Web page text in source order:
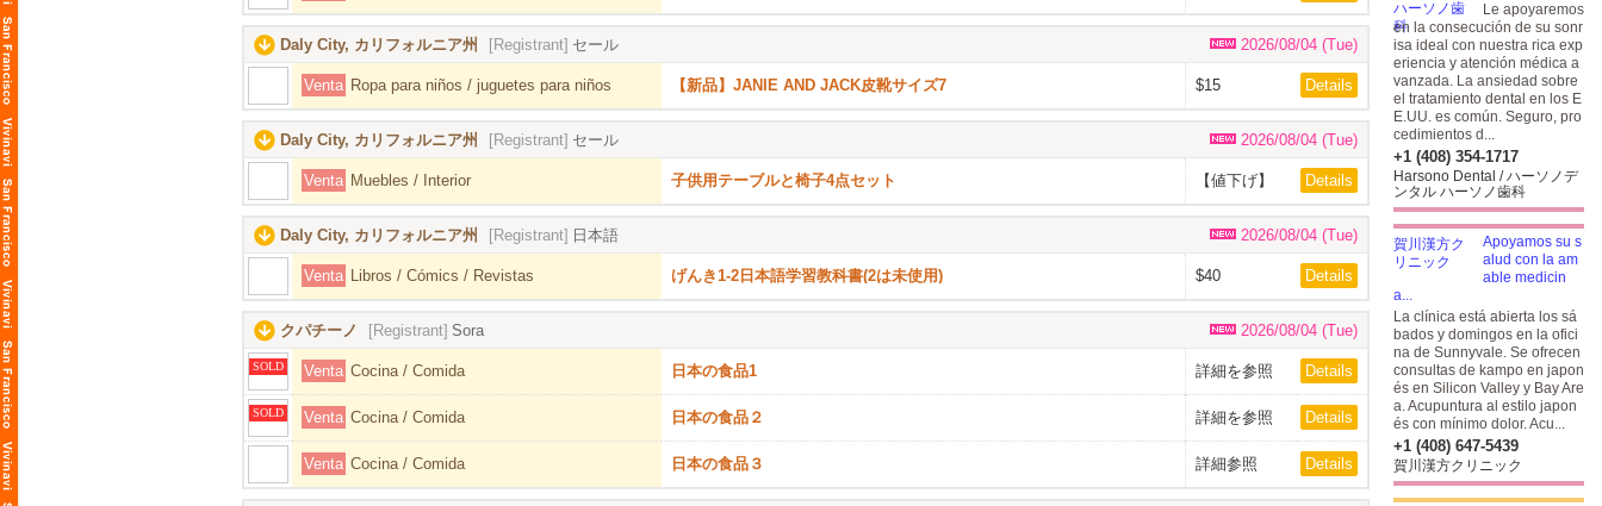
Daly City, カリフォルニア州 [Registrant] セール 2026/08/04 (Tue)
Venta Ropa para niños / juguetes para niños 【新品】JANIE AND JACK皮靴サイズ7 $15 Details
Daly City, カリフォルニア州 [Registrant] セール 2026/08/04 (Tue)
Venta Muebles / Interior 子供用テーブルと椅子4点セット
【値下げ】
Details
Daly City, カリフォルニア州 [Registrant] 日本語 2026/08/04 (Tue)
Venta Libros / Cómics / Revistas げんき1-2日本語学習教科書(2は未使用) $40 Details
クパチーノ [Registrant] Sora 2026/08/04 (Tue)
SOLD Venta Cocina / Comida 日本の食品1 詳細を参照 Details
SOLD Venta Cocina / Comida 日本の食品２ 詳細を参照 Details
Venta Cocina / Comida 日本の食品３ 詳細参照 Details
Le apoyaremos
en la consecución de su sonr
isa ideal con nuestra rica exp
eriencia y atención médica a
vanzada. La ansiedad sobre
el tratamiento dental en los E
E.UU. es común. Seguro, pro
cedimientos d...
+1 (408) 354-1717
Harsono Dental / ハーソノデ
ンタル ハーソノ歯科
Apoyamos su s
alud con la am
able medicin
a...
La clínica está abierta los sá
bados y domingos en la ofici
na de Sunnyvale. Se ofrecen
consultas de kampo en japon
és en Silicon Valley y Bay Are
a. Acupuntura al estilo japon
és con mínimo dolor. Acu...
+1 (408) 647-5439
賀川漢方クリニック